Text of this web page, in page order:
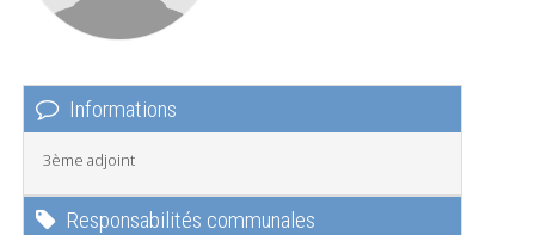
Informations
3ème adjoint
Responsabilités communales